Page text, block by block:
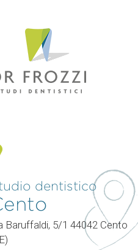
dentistico
Baruffaldi, 5/1 44042 Cento